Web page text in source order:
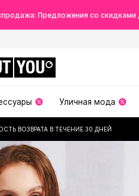
Предложения со скидками
YOU
Уличная мода
ВОЗВРАТА В ТЕЧЕНИЕ 30 ДНЕЙ